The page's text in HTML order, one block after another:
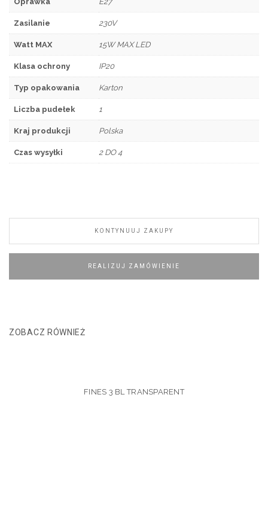
Zasilanie 230V
Watt MAX 15W MAX LED
Klasa ochrony IP20
Typ opakowania Karton
Liczba pudełek 1
Kraj produkcji Polska
Czas wysyłki 2 DO 4
KONTYNUUJ ZAKUPY
REALIZUJ ZAMÓWIENIE
ZOBACZ RÓWNIEŻ
FINES 3 BL TRANSPARENT